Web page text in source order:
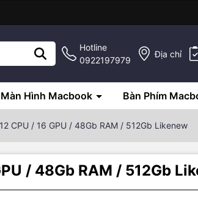
Hotline
0922197979
Địa chỉ
Màn Hình Macbook Bàn Phím
CPU / 16 GPU / 48Gb RAM / 512Gb Likenew
/ 48Gb RAM / 512Gb